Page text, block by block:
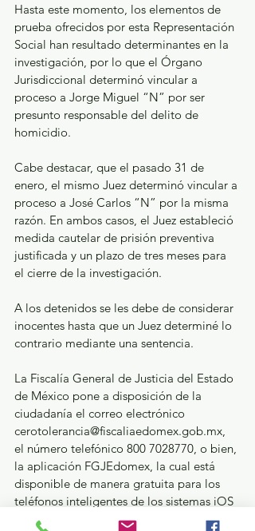
Hasta este momento, los elementos de
prueba ofrecidos por esta Representación
Social han resultado determinantes en la
investigación, por lo que el Órgano
Jurisdiccional determinó vincular a
proceso a Jorge Miguel “N” por ser
presunto responsable del delito de
homicidio.
Cabe destacar, que el pasado 31 de
enero, el mismo Juez determinó vincular a
proceso a José Carlos “N” por la misma
razón. En ambos casos, el Juez estableció
medida cautelar de prisión preventiva
justificada y un plazo de tres meses para
el cierre de la investigación.
A los detenidos se les debe de considerar
inocentes hasta que un Juez determiné lo
contrario mediante una sentencia.
La Fiscalía General de Justicia del Estado
de México pone a disposición de la
ciudadanía el correo electrónico
cerotolerancia@fiscaliaedomex.gob.mx,
el número telefónico 800 7028770, o bien,
la aplicación FGJEdomex, la cual está
disponible de manera gratuita para los
teléfonos inteligentes de los sistemas iOS
y Android, para que denuncie cualquier